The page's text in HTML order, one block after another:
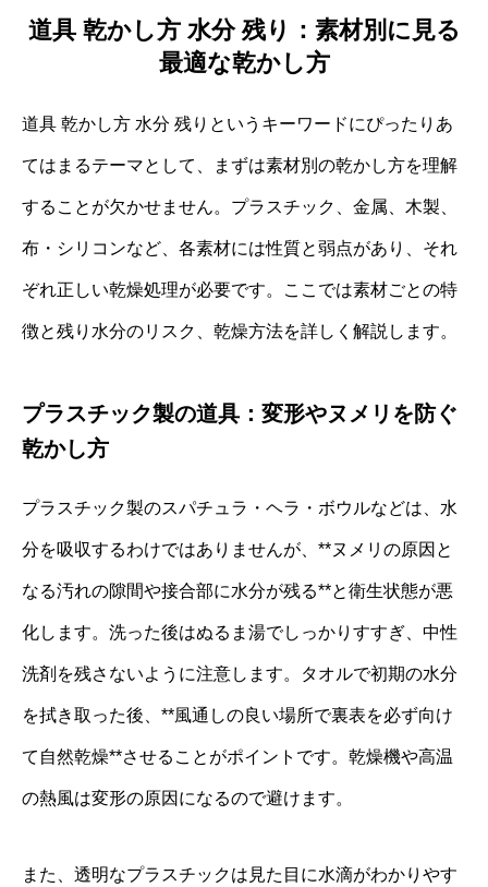
道具 乾かし方 水分 残り：素材別に見る
最適な乾かし方
道具 乾かし方 水分 残りというキーワードにぴったりあ
てはまるテーマとして、まずは素材別の乾かし方を理解
することが欠かせません。プラスチック、金属、木製、
布・シリコンなど、各素材には性質と弱点があり、それ
ぞれ正しい乾燥処理が必要です。ここでは素材ごとの特
徴と残り水分のリスク、乾燥方法を詳しく解説します。
プラスチック製の道具：変形やヌメリを防ぐ
乾かし方
プラスチック製のスパチュラ・ヘラ・ボウルなどは、水
分を吸収するわけではありませんが、**ヌメリの原因と
なる汚れの隙間や接合部に水分が残る**と衛生状態が悪
化します。洗った後はぬるま湯でしっかりすすぎ、中性
洗剤を残さないように注意します。タオルで初期の水分
を拭き取った後、**風通しの良い場所で裏表を必ず向け
て自然乾燥**させることがポイントです。乾燥機や高温
の熱風は変形の原因になるので避けます。
また、透明なプラスチックは見た目に水滴がわかりやす